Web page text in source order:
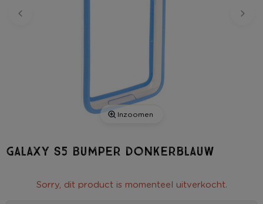
Inzoomen
Galaxy S5 Bumper donkerblauw
Sorry, dit product is momenteel uitverkocht.